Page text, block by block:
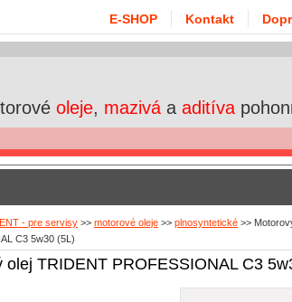
oleje, mazivá a aditíva
- pre servisy >> motorové oleje >> plnosyntetické >>
C3 5w30 (5L)
olej TRIDENT PROFESSIONAL C3
E-SHOP Kontakt